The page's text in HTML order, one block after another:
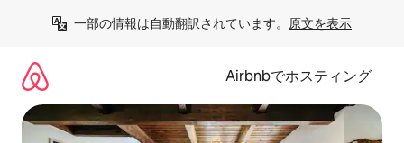
一部の情報は自動翻訳されています。 原文を表示
Airbnbでホスティング